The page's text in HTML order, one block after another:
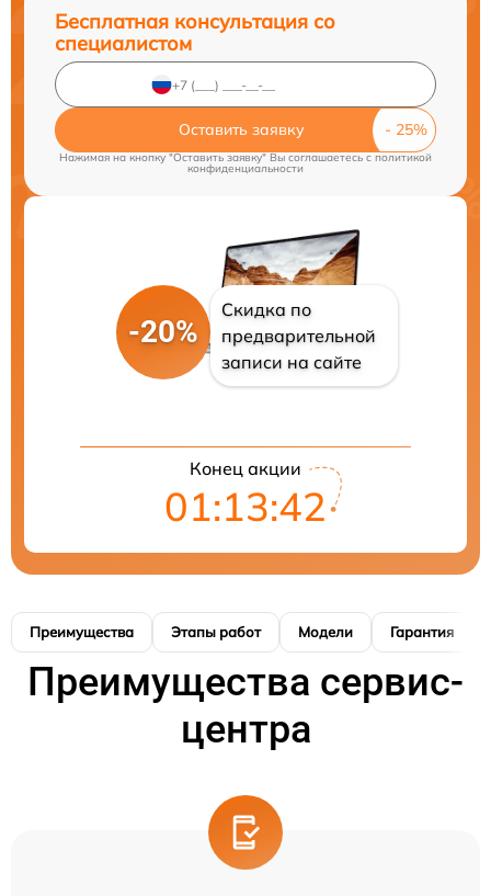
Бесплатная консультация со
специалистом
Оставить заявку
Нажимая на кнопку "Оставить заявку" Вы соглашаетесь cполитикой
конфиденциальности
-20%
Скидка по
предварительной
записи на сайте
Конец акции
01:13:41
Преимущества Этапы работ Модели Гарантия
Преимущества сервис-
центра